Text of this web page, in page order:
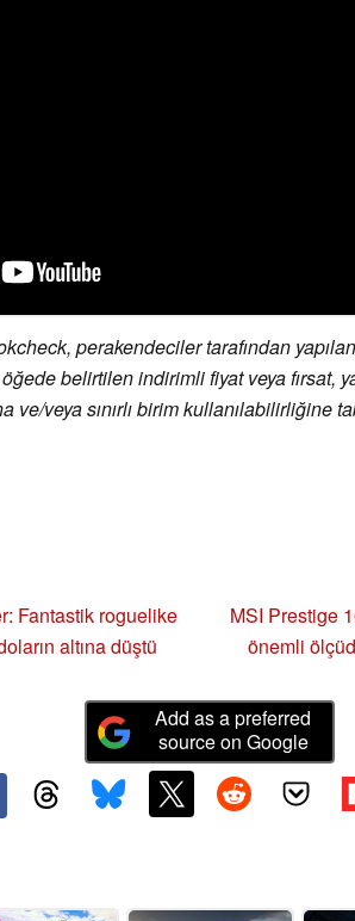
perakendeciler tarafından
belirtilen indirimli fiyat veya fırsat,
ve/veya sınırlı birim kullanılabilirliğine
Fantastik roguelike
altına düştü
MSI Prestige
önemli
Add as a preferred
source on Google